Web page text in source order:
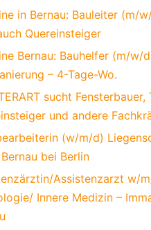
in Bernau: Bauleiter (m/
Quereinsteiger
Bernau: Bauhelfer (m/w/
– 4-Tage-Wo.
sucht Fensterbauer,
und andere
(w/m/d)
bei Berlin
Assistenzarzt w/
Innere Medizin –